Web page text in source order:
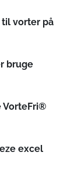
til vorter på
bruge
VorteFri®
excel